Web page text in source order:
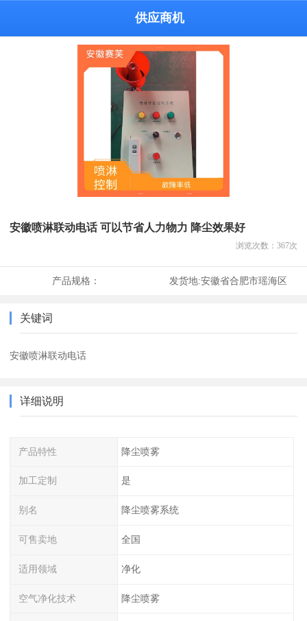
供应商机
安徽喷淋联动电话 可以节省人力物力 降尘效果好
浏览次数： 367次
产品规格： 发货地:安徽省合肥市瑶海区
关键词
安徽喷淋联动电话
详细说明
产品特性 降尘喷雾
加工定制 是
别名 降尘喷雾系统
可售卖地 全国
适用领域 净化
空气净化技术 降尘喷雾